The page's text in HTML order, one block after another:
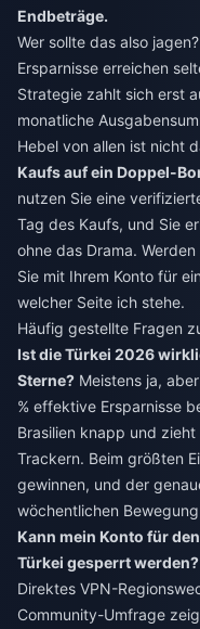
Endbeträge.
Wer sollte das also
Ersparnisse erreichen
Strategie zahlt sich erst
monatliche
Hebel von allen ist nicht
Kaufs auf ein Doppel-
nutzen Sie eine
Tag des Kaufs, und Sie
ohne das Drama.
Sie mit Ihrem Konto für
welcher Seite ich stehe.
Häufig gestellte Fragen
Ist die Türkei 2026
Sterne? Meistens ja,
% effektive Ersparnisse
Brasilien knapp und
Trackern. Beim größten
gewinnen, und der
wöchentlichen
Kann mein Konto für
Türkei gesperrt werden?
Direktes VPN-
Community-Umfrage